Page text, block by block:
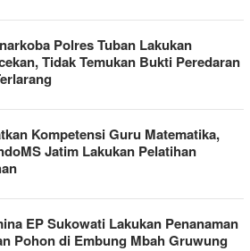
Polres Tuban Lakukan
Tidak Temukan Bukti Peredaran
Kompetensi Guru Matematika,
Jatim Lakukan Pelatihan
EP Sukowati Lakukan Penanaman
Pohon di Embung Mbah Gruwung